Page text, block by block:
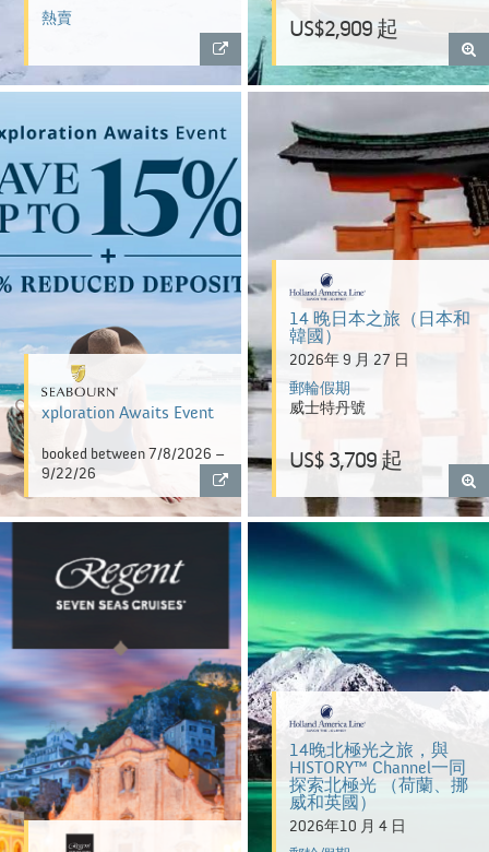
熱賣
US$2,909 起
xploration Awaits Event
booked between 7/8/2026 –
9/22/26
14 晚日本之旅（日本和
韓國）
2026年 9 月 27 日
郵輪假期
威士特丹號
US$ 3,709 起
14晚北極光之旅，與
HISTORY™ Channel一同
探索北極光 （荷蘭、挪
威和英國）
2026年10 月 4 日